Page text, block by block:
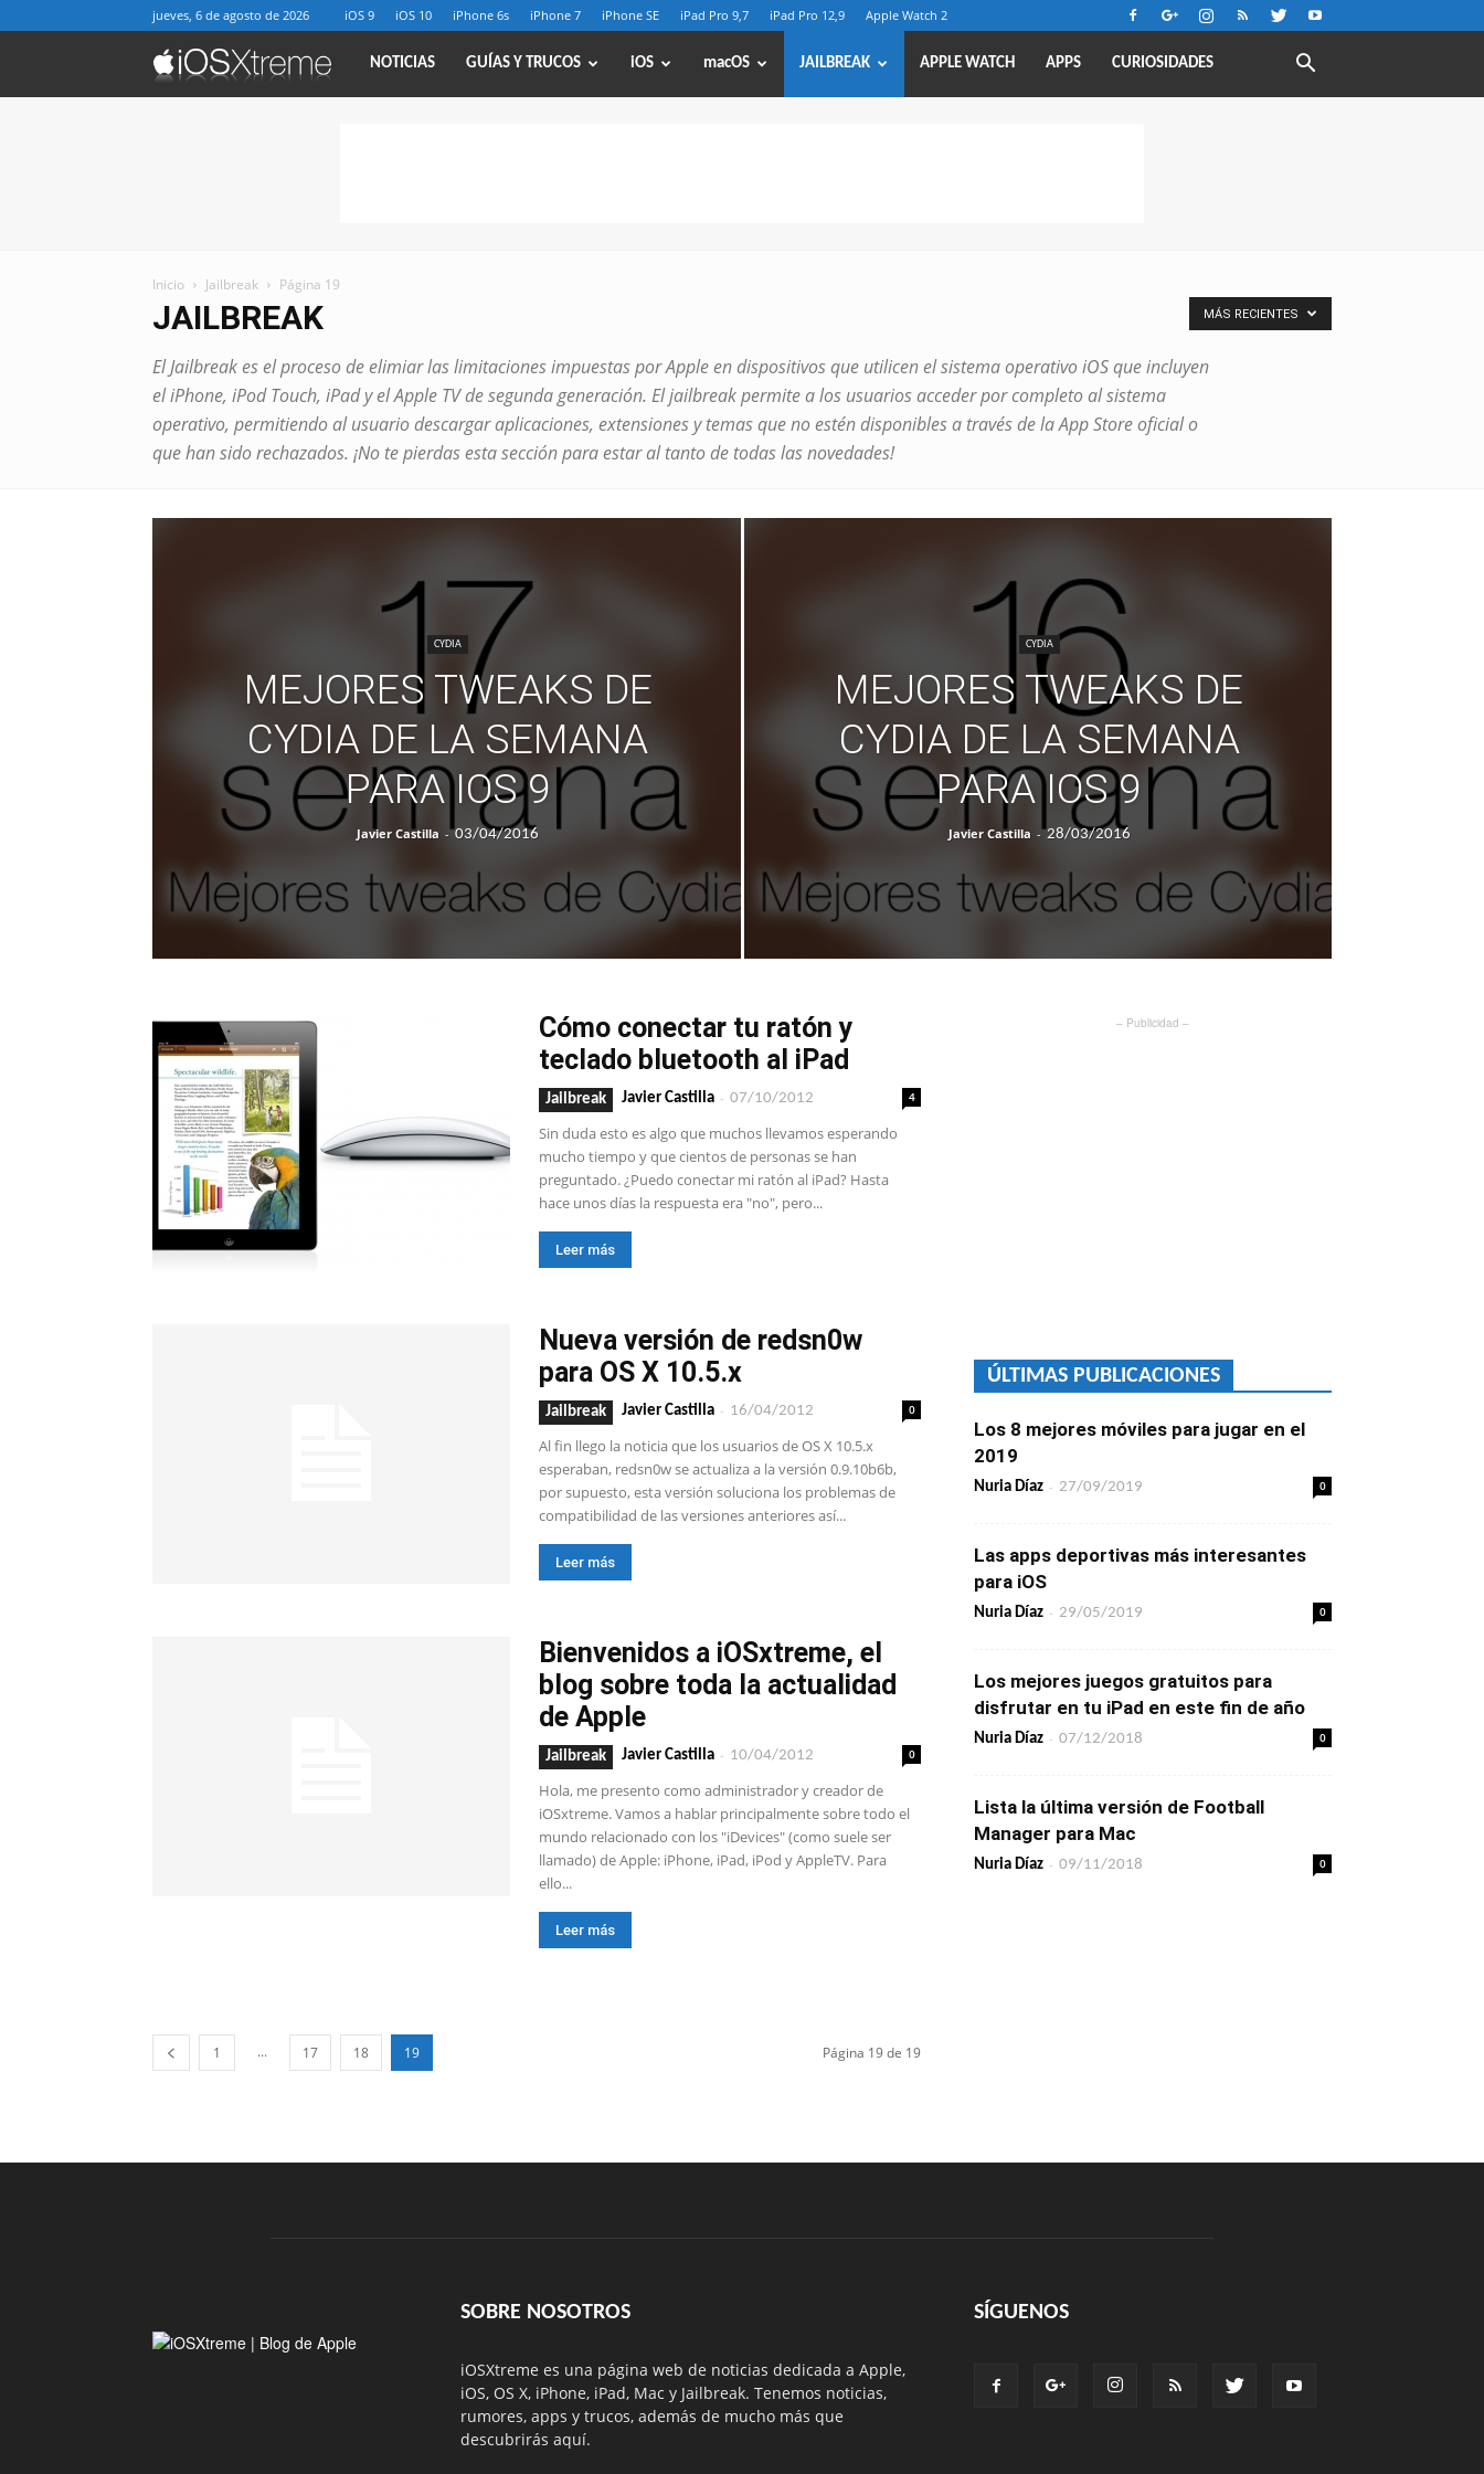
jueves, 6 de agosto de 2026 iOS 9 iOS 10 iPhone 6s iPhone 7 iPhone SE iPad Pro 9,7 iPad Pro 12,9 Apple Watch 2
iOSXtreme
NOTICIAS GUÍAS Y TRUCOS iOS macOS JAILBREAK APPLE WATCH APPS CURIOSIDADES
Inicio Jailbreak Página 19
JAILBREAK
El Jailbreak es el proceso de elimiar las limitaciones impuestas por Apple en dispositivos que utilicen el sistema operativo iOS que incluyen
el iPhone, iPod Touch, iPad y el Apple TV de segunda generación. El jailbreak permite a los usuarios acceder por completo al sistema
operativo, permitiendo al usuario descargar aplicaciones, extensiones y temas que no estén disponibles a través de la App Store oficial o
que han sido rechazados. ¡No te pierdas esta sección para estar al tanto de todas las novedades!
MÁS RECIENTES
CYDIA
MEJORES TWEAKS DE
CYDIA DE LA SEMANA
PARA IOS 9
Javier Castilla - 03/04/2016
CYDIA
MEJORES TWEAKS DE
CYDIA DE LA SEMANA
PARA IOS 9
Javier Castilla - 28/03/2016
Cómo conectar tu ratón y
teclado bluetooth al iPad
Jailbreak Javier Castilla - 07/10/2012 4
Sin duda esto es algo que muchos llevamos esperando
mucho tiempo y que cientos de personas se han
preguntado. ¿Puedo conectar mi ratón al iPad? Hasta
hace unos días la respuesta era "no", pero...
Leer más
Nueva versión de redsn0w
para OS X 10.5.x
Jailbreak Javier Castilla - 16/04/2012 0
Al fin llego la noticia que los usuarios de OS X 10.5.x
esperaban, redsn0w se actualiza a la versión 0.9.10b6b,
por supuesto, esta versión soluciona los problemas de
compatibilidad de las versiones anteriores así...
Leer más
Bienvenidos a iOSxtreme, el
blog sobre toda la actualidad
de Apple
Jailbreak Javier Castilla - 10/04/2012 0
Hola, me presento como administrador y creador de
iOSxtreme. Vamos a hablar principalmente sobre todo el
mundo relacionado con los "iDevices" (como suele ser
llamado) de Apple: iPhone, iPad, iPod y AppleTV. Para
ello...
Leer más
1 ... 17 18 19 Página 19 de 19
– Publicidad –
ÚLTIMAS PUBLICACIONES
Los 8 mejores móviles para jugar en el
2019
Nuria Díaz - 27/09/2019 0
Las apps deportivas más interesantes
para iOS
Nuria Díaz - 29/05/2019 0
Los mejores juegos gratuitos para
disfrutar en tu iPad en este fin de año
Nuria Díaz - 07/12/2018 0
Lista la última versión de Football
Manager para Mac
Nuria Díaz - 09/11/2018 0
SOBRE NOSOTROS
iOSXtreme es una página web de noticias dedicada a Apple,
iOS, OS X, iPhone, iPad, Mac y Jailbreak. Tenemos noticias,
rumores, apps y trucos, además de mucho más que
descubrirás aquí.
SÍGUENOS